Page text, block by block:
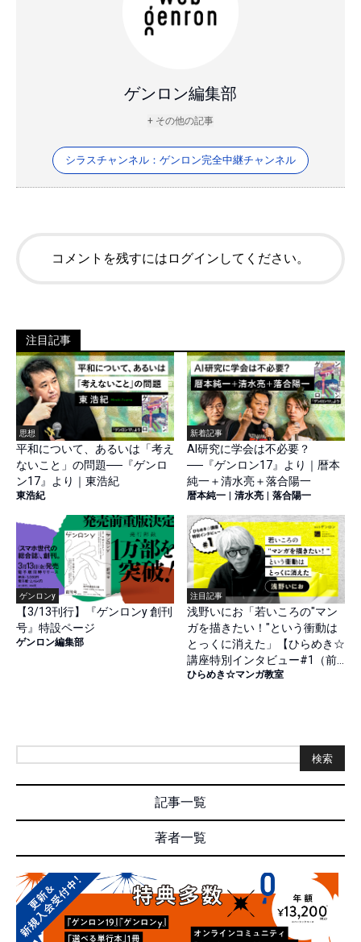
ゲンロン編集部
+ その他の記事
シラスチャンネル：ゲンロン完全中継チャンネル
コメントを残すにはログインしてください。
注目記事
思想
平和について、あるいは「考え
ないこと」の問題──『ゲンロ
ン17』より｜東浩紀
東浩紀
新着記事
AI研究に学会は不必要？
──『ゲンロン17』より｜暦本
純一＋清水亮＋落合陽一
暦本純一 清水亮 落合陽一
ゲンロンy
【3/13刊行】『ゲンロンy 創刊
号』特設ページ
ゲンロン編集部
注目記事
浅野いにお「若いころの"マン
ガを描きたい！"という衝動は
とっくに消えた」【ひらめき☆
講座特別インタビュー#1（前
篇）】
ひらめき☆マンガ教室
検索
記事一覧
著者一覧